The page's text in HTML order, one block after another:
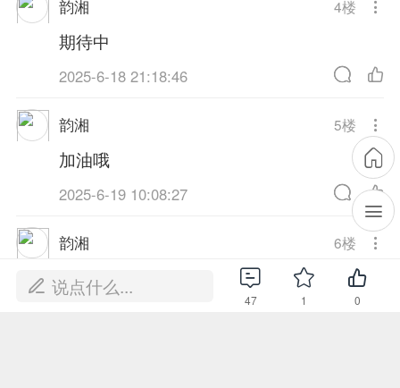
4楼
韵湘
期待中
2025-6-18 21:18:46
5楼
韵湘
加油哦
2025-6-19 10:08:27
6楼
韵湘
加油哦
47 1 0
说点什么...